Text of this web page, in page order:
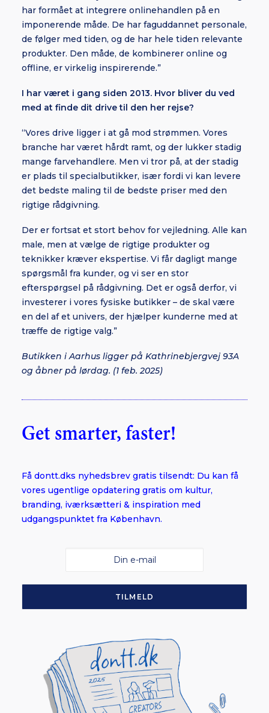
har formået at integrere onlinehandlen på en
imponerende måde. De har faguddannet personale,
de følger med tiden, og de har hele tiden relevante
produkter. Den måde, de kombinerer online og
offline, er virkelig inspirerende.”
I har været i gang siden 2013. Hvor bliver du ved
med at finde dit drive til den her rejse?
“Vores drive ligger i at gå mod strømmen. Vores
branche har været hårdt ramt, og der lukker stadig
mange farvehandlere. Men vi tror på, at der stadig
er plads til specialbutikker, især fordi vi kan levere
det bedste maling til de bedste priser med den
rigtige rådgivning.
Der er fortsat et stort behov for vejledning. Alle kan
male, men at vælge de rigtige produkter og
teknikker kræver ekspertise. Vi får dagligt mange
spørgsmål fra kunder, og vi ser en stor
efterspørgsel på rådgivning. Det er også derfor, vi
investerer i vores fysiske butikker – de skal være
en del af et univers, der hjælper kunderne med at
træffe de rigtige valg.”
Butikken i Aarhus ligger på Kathrinebjergvej 93A
og åbner på lørdag. (1 feb. 2025)
Get smarter, faster!
Få dontt.dks nyhedsbrev gratis tilsendt: Du kan få
vores ugentlige opdatering gratis om kultur,
branding, iværksætteri & inspiration med
udgangspunktet fra København.